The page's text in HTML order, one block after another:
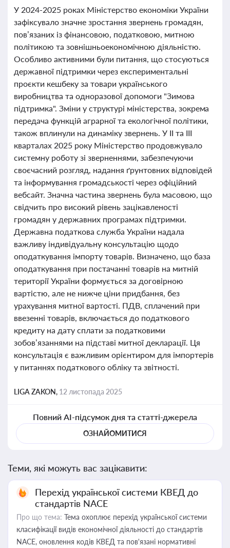
У 2024-2025 роках Міністерство економіки України
зафіксувало значне зростання звернень громадян,
пов’язаних із фінансовою, податковою, митною
політикою та зовнішньоекономічною діяльністю.
Особливо активними були питання, що стосуються
державної підтримки через експериментальні
проєкти кешбеку за товари українського
виробництва та одноразової допомоги "Зимова
підтримка". Зміни у структурі міністерства, зокрема
передача функцій аграрної та екологічної політики,
також вплинули на динаміку звернень. У ІІ та ІІІ
кварталах 2025 року Міністерство продовжувало
системну роботу зі зверненнями, забезпечуючи
своєчасний розгляд, надання ґрунтовних відповідей
та інформування громадськості через офіційний
вебсайт. Значна частина звернень була масовою, що
свідчить про високий рівень зацікавленості
громадян у державних програмах підтримки.
Державна податкова служба України надала
важливу індивідуальну консультацію щодо
оподаткування імпорту товарів. Визначено, що база
оподаткування при постачанні товарів на митній
території України формується за договірною
вартістю, але не нижче ціни придбання, без
урахування митної вартості. ПДВ, сплачений при
ввезенні товарів, включається до податкового
кредиту на дату сплати за податковими
зобов’язаннями на підставі митної декларації. Ця
консультація є важливим орієнтиром для імпортерів
у питаннях податкового обліку та звітності.
LIGA ZAKON, 12 листопада 2025
Повний AI-підсумок дня та статті-джерела
ОЗНАЙОМИТИСЯ
Теми, які можуть вас зацікавити:
Перехід української системи КВЕД до
стандартів NACE
Про що тема: Тема охоплює перехід української системи
класифікації видів економічної діяльності до стандартів
NACE, оновлення кодів КВЕД та пов'язані нормативні